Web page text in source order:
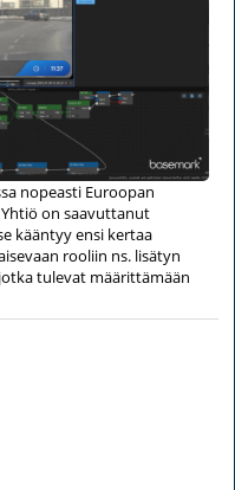
nopeasti Euroopan
on saavuttanut
kääntyy ensi kertaa
rooliin ns. lisätyn
tulevat määrittämään